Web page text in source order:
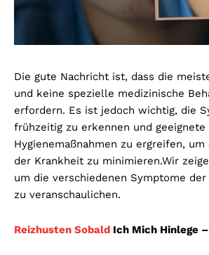
Die gute Nachricht ist, dass die
und keine spezielle medizinische
erfordern. Es ist jedoch wichtig, die
frühzeitig zu erkennen und geeignete
Hygienemaßnahmen zu ergreifen,
der Krankheit zu minimieren.Wir
um die verschiedenen Symptome
zu veranschaulichen.
Reizhusten Sobald Ich Mich Hinlege